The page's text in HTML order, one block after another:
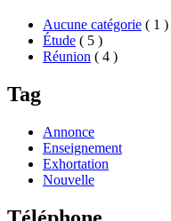
Aucune catégorie ( 1 )
Étude ( 5 )
Réunion ( 4 )
Tag
Annonce
Enseignement
Exhortation
Nouvelle